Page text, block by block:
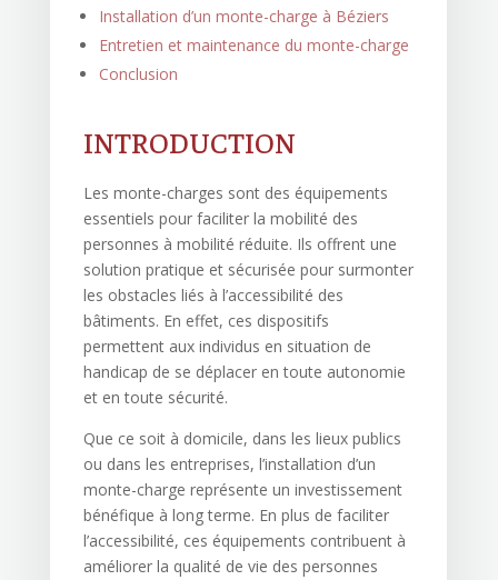
Installation d’un monte-charge à Béziers
Entretien et maintenance du monte-charge
Conclusion
INTRODUCTION
Les monte-charges sont des équipements
essentiels pour faciliter la mobilité des
personnes à mobilité réduite. Ils offrent une
solution pratique et sécurisée pour surmonter
les obstacles liés à l’accessibilité des
bâtiments. En effet, ces dispositifs
permettent aux individus en situation de
handicap de se déplacer en toute autonomie
et en toute sécurité.
Que ce soit à domicile, dans les lieux publics
ou dans les entreprises, l’installation d’un
monte-charge représente un investissement
bénéfique à long terme. En plus de faciliter
l’accessibilité, ces équipements contribuent à
améliorer la qualité de vie des personnes